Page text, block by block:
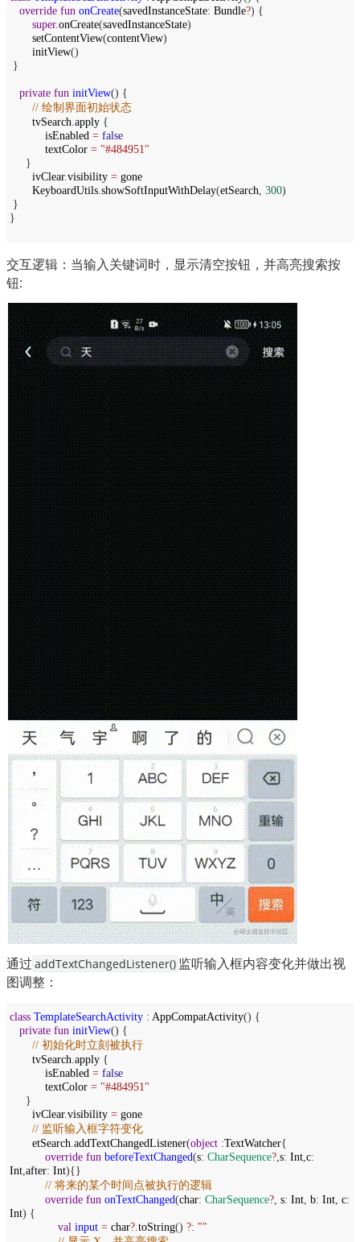
override fun onCreate(savedInstanceState: Bundle?) {
super.onCreate(savedInstanceState)
setContentView(contentView)
initView()
}
private fun initView() {
// 绘制界面初始状态
tvSearch apply {
isEnabled = false
textColor = "#484951"
}
ivClear.visibility = gone
KeyboardUtils showSoftInputWithDelay(etSearch 300)
}
}
交互逻辑：当输入关键词时，显示清空按钮，并高亮搜索按
钮:
通过 addTextChangedListener() 监听输入框内容变化并做出视
图调整：
class TemplateSearchActivity : AppCompatActivity() {
private fun initView() {
// 初始化时立刻被执行
tvSearch apply {
isEnabled = false
textColor = "#484951"
}
ivClear.visibility = gone
// 监听输入框字符变化
etSearch addTextChangedListener(object :TextWatcher{
override fun beforeTextChanged(s: CharSequence? s: Int c:
Int after: Int){}
// 将来的某个时间点被执行的逻辑
override fun onTextChanged(char: CharSequence? s: Int b: Int c:
Int) {
val input = char? toString() ?: ""